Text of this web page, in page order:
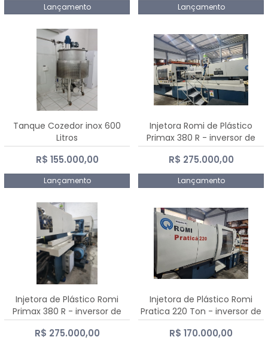
Lançamento Lançamento
Tanque Cozedor inox 600
Litros
R$ 155.000,00
Lançamento
Injetora Romi de Plástico
Primax 380 R - inversor de
frequência NR 12 - 2008
R$ 275.000,00
Lançamento
Injetora de Plástico Romi
Primax 380 R - inversor de
frequência NR 12
R$ 275.000,00
Injetora de Plástico Romi
Pratica 220 Ton - inversor de
frequência NR 12
R$ 170.000,00